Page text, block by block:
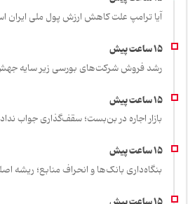
آیا ترامپ علت کاهش ارزش پول ملی ایران
رشد فروش شرکت‌های بورسی زیر سایه
بازار اجاره در بن‌بست؛ سقف‌گذاری جواب نداد
بنگاه‌داری بانک‌ها و انحراف منابع؛ ریشه